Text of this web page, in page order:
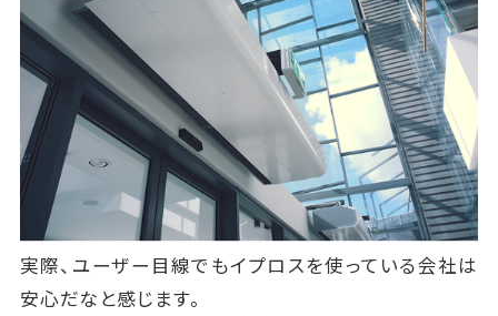
実際、ユーザー目線でもイプロスを使っている会社は
安心だなと感じます。